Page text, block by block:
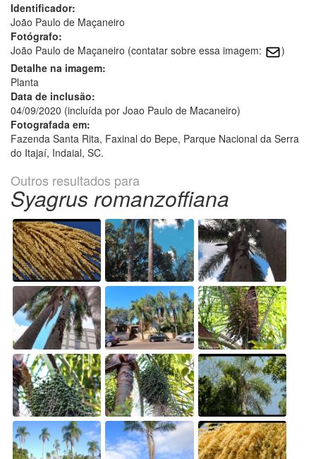
Identificador:
João Paulo de Maçaneiro
Fotógrafo:
João Paulo de Maçaneiro (contatar sobre essa imagem:
)
Detalhe na imagem:
Planta
Data de inclusão:
04/09/2020 (incluída por Joao Paulo de Macaneiro)
Fotografada em:
Fazenda Santa Rita, Faxinal do Bepe, Parque Nacional da Serra
do Itajaí, Indaial, SC.
Outros resultados para
Syagrus romanzoffiana